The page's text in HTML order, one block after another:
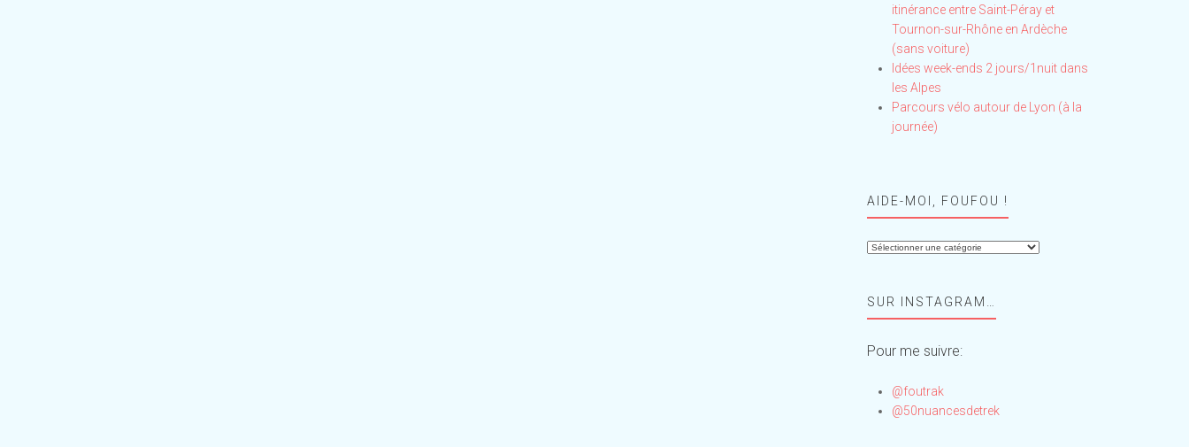
itinérance entre Saint-Péray et
Tournon-sur-Rhône en Ardèche
(sans voiture)
Idées week-ends 2 jours/1nuit dans
les Alpes
Parcours vélo autour de Lyon (à la
journée)
AIDE-MOI, FOUFOU !
Aide-
!SUR INSTAGRAM…
Pour me suivre:
@foutrak
@50nuancesdetrek